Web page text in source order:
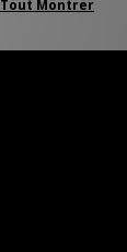
Tout Montrer